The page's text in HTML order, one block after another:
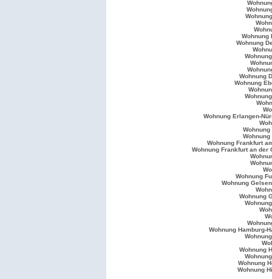
Wohnung
Wohnung
Wohnung
Wohnung
Wohnung Erlangen-
Wohnung Frankfurt
Wohnung Frankfurt an der
Wohnung
Wohnung
Wohnung
Wohnung Hamburg-
Wohnung
Wohnung
Wohnung